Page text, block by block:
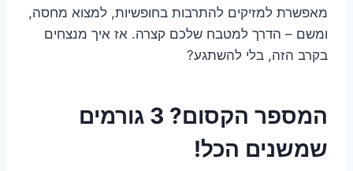
מאפשרת למזיקים להתרבות בחופשיות, למצוא מחסה,
ומשם – הדרך למטבח שלכם קצרה. אז איך מנצחים
בקרב הזה, בלי להשתגע?
המספר הקסום? 3 גורמים
שמשנים הכל!